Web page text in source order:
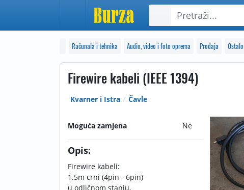
Računala i tehnika Audio, video i foto oprema Prodaja Ostalo
Firewire kabeli (IEEE 1394)
Kvarner i Istra Čavle
Moguća zamjena Ne
Opis:
Firewire kabeli:
1.5m crni (4pin - 6pin)
u odličnom stanju.